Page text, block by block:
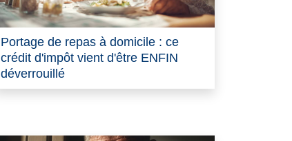
Portage de repas à domicile : ce
crédit d'impôt vient d'être ENFIN
déverrouillé